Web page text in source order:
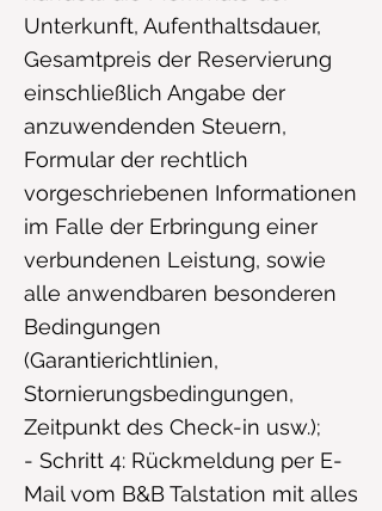
Unterkunft, Aufenthaltsdauer,
Gesamtpreis der Reservierung
einschließlich Angabe der
anzuwendenden Steuern,
Formular der rechtlich
vorgeschriebenen Informationen
im Falle der Erbringung einer
verbundenen Leistung, sowie
alle anwendbaren besonderen
Bedingungen
(Garantierichtlinien,
Stornierungsbedingungen,
Zeitpunkt des Check-in usw.);
- Schritt 4: Rückmeldung per E-
Mail vom B&B Talstation mit alles